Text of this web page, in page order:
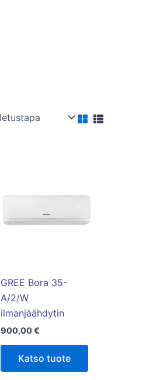
GREE Bora 35-
A/2/W
ilmanjäähdytin
900,00€
Katso tuote